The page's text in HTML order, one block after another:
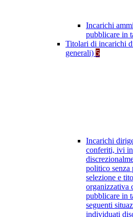
Incarichi
pubblicare in
Titolari di incarichi
generali) 5
Incarichi
conferiti, ivi
politico senza
selezione e
organizzativa
pubblicare in
seguenti
individuati